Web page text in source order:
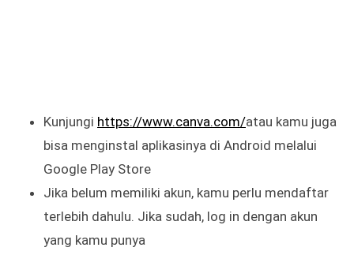
Kunjungi https://www.canva.com/atau kamu juga
bisa menginstal aplikasinya di Android melalui
Google Play Store
Jika belum memiliki akun, kamu perlu mendaftar
terlebih dahulu. Jika sudah, log in dengan akun
yang kamu punya